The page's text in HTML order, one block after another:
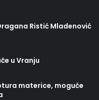
Ristić Mladenović
u Vranju
materice, moguće